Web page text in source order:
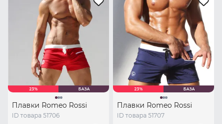
23% БАЗА
Плавки Romeo Rossi
ID товара 51706
23% БАЗА
Плавки Romeo Rossi
ID товара 51707